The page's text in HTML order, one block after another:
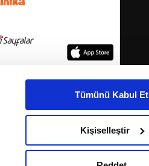
Tümünü Kabul Et
Kişiselleştir